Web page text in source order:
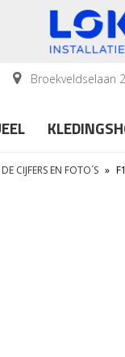
Broekveldselaan
CIJFERS EN FOTO´S »